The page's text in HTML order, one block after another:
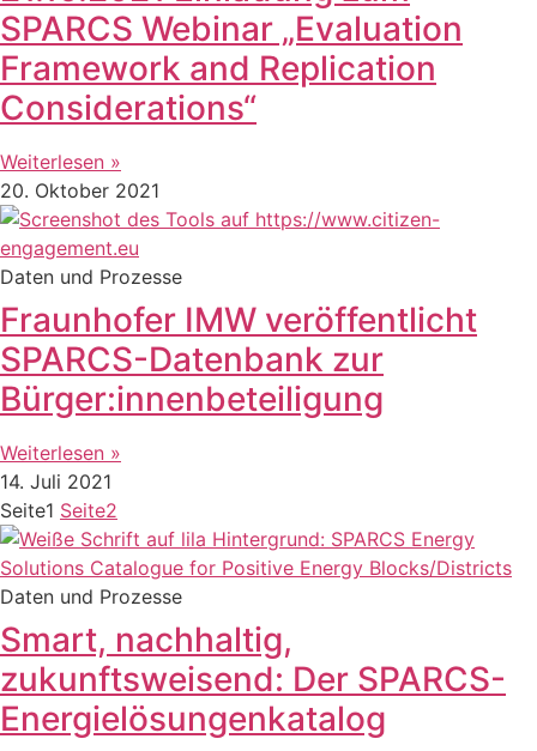
SPARCS Webinar „Evaluation
Framework and Replication
Considerations“
Weiterlesen »
20. Oktober 2021
Daten und Prozesse
Fraunhofer IMW veröffentlicht
SPARCS-Datenbank zur
Bürger:innenbeteiligung
Weiterlesen »
14. Juli 2021
Seite1 Seite2
Daten und Prozesse
Smart, nachhaltig,
zukunftsweisend: Der SPARCS-
Energielösungenkatalog